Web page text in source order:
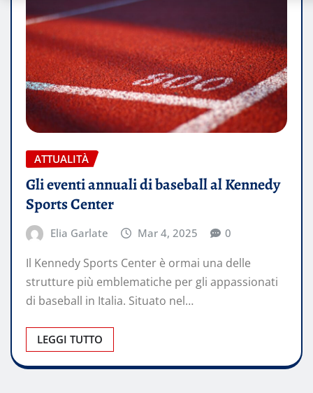
ATTUALITÀ
Gli eventi annuali di baseball al Kennedy
Sports Center
Elia Garlate Mar 4, 2025 0
Il Kennedy Sports Center è ormai una delle
strutture più emblematiche per gli appassionati
di baseball in Italia. Situato nel…
LEGGI TUTTO